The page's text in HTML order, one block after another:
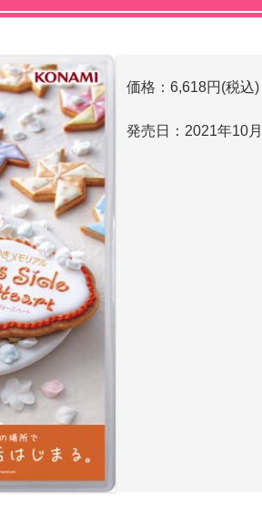
価格：6,618円(税込)
発売日：2021年10月